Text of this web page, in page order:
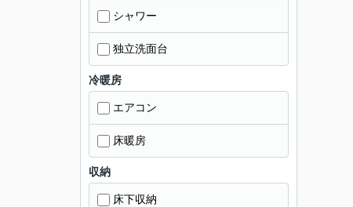
シャワー
独立洗面台
冷暖房
エアコン
床暖房
収納
床下収納